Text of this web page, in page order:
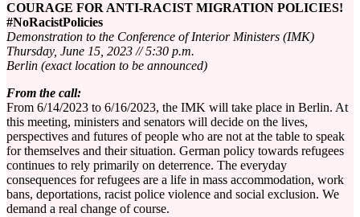
COURAGE FOR ANTI-RACIST MIGRATION POLICIES!
#NoRacistPolicies
Demonstration to the Conference of Interior Ministers (IMK)
Thursday, June 15, 2023 // 5:30 p.m.
Berlin (exact location to be announced)
From the call:
From 6/14/2023 to 6/16/2023, the IMK will take place in Berlin. At
this meeting, ministers and senators will decide on the lives,
perspectives and futures of people who are not at the table to speak
for themselves and their situation. German policy towards refugees
continues to rely primarily on deterrence. The everyday
consequences for refugees are a life in mass accommodation, work
bans, deportations, racist police violence and social exclusion. We
demand a real change of course.